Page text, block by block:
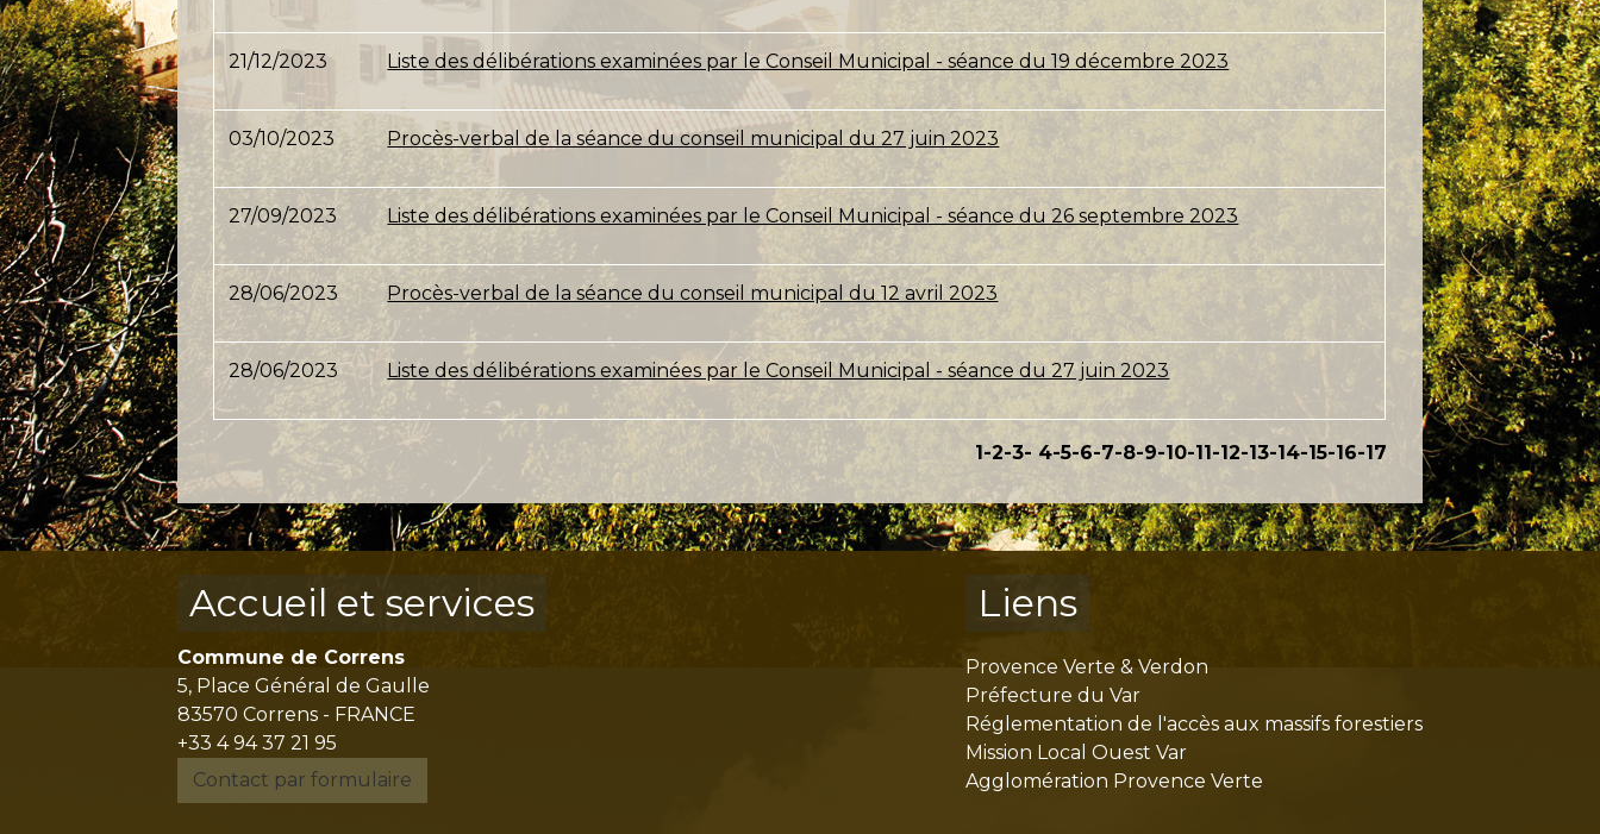
21/12/2023 Liste des délibérations examinées par le Conseil Municipal - séance du 19 décembre 2023
03/10/2023 Procès-verbal de la séance du conseil municipal du 27 juin 2023
27/09/2023 Liste des délibérations examinées par le Conseil Municipal - séance du 26 septembre 2023
28/06/2023 Procès-verbal de la séance du conseil municipal du 12 avril 2023
28/06/2023 Liste des délibérations examinées par le Conseil Municipal - séance du 27 juin 2023
1-2-3- 4-5-6-7-8-9-10-11-12-13-14-15-16-17
Accueil et services
Commune de Correns
5, Place Général de Gaulle
83570 Correns - FRANCE
+33 4 94 37 21 95
Contact par formulaire
Liens
Provence Verte & Verdon
Préfecture du Var
Réglementation de l'accès aux massifs forestiers
Mission Local Ouest Var
Agglomération Provence Verte